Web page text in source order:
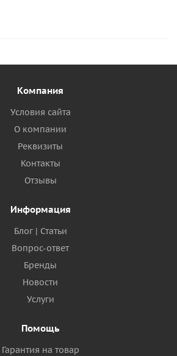
Компания
Условия сайта
О компании
Реквизиты
Контакты
Отзывы
Информация
Блог | Статьи
Вопрос-ответ
Бренды
Новости
Услуги
Помощь
Гарантия на товар